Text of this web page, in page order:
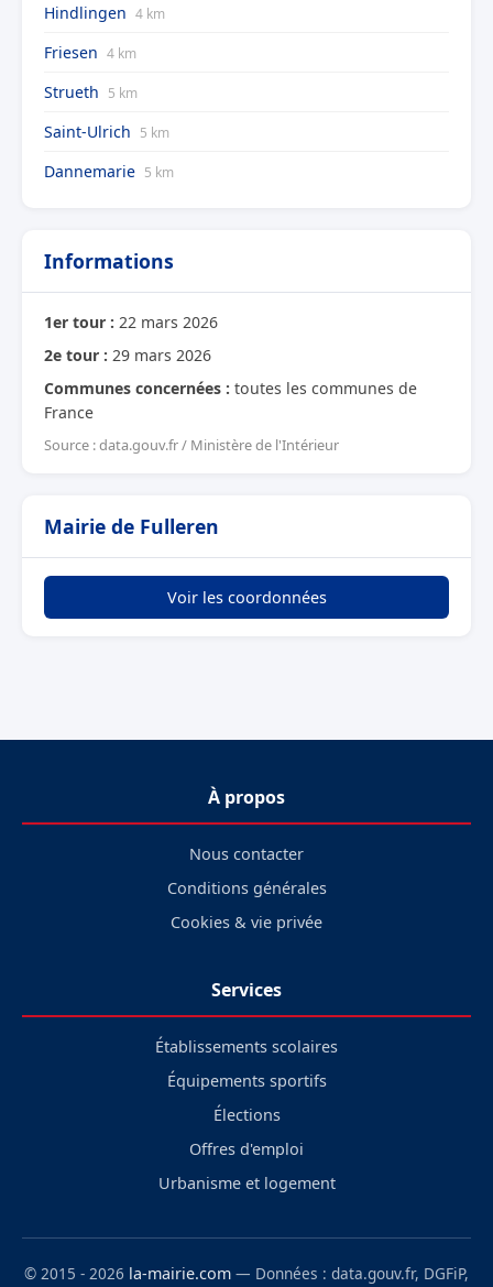
Hindlingen 4 km
Friesen 4 km
Strueth 5 km
Saint-Ulrich 5 km
Dannemarie 5 km
Informations
1er tour : 22 mars 2026
2e tour : 29 mars 2026
Communes concernées : toutes les communes de
France
Source : data.gouv.fr / Ministère de l'Intérieur
Mairie de Fulleren
Voir les coordonnées
À propos
Nous contacter
Conditions générales
Cookies & vie privée
Services
Établissements scolaires
Équipements sportifs
Élections
Offres d'emploi
Urbanisme et logement
© 2015 - 2026 la-mairie.com — Données : data.gouv.fr, DGFiP,